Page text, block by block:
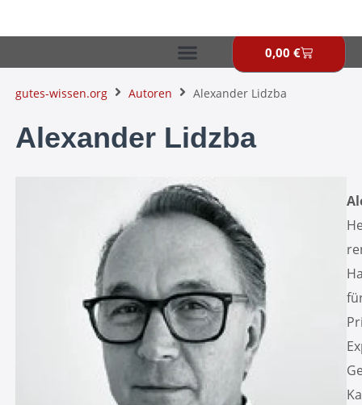
0,00 €
gutes-wissen.org Autoren Alexander Lidzba
Alexander Lidzba